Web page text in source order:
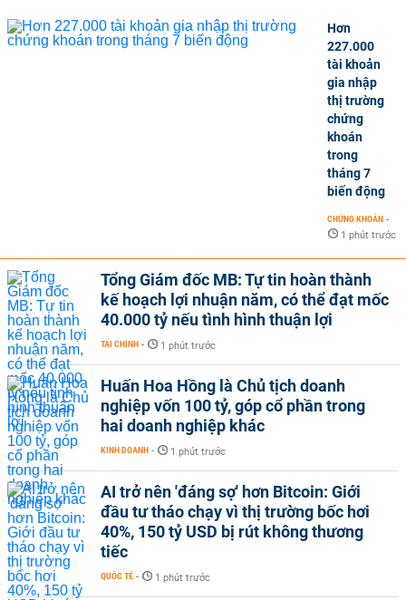
Hơn
227.000
tài khoản
gia nhập
thị trường
chứng
khoán
trong
tháng 7
biến động
CHỨNG KHOÁN -
1 phút trước
Tổng Giám đốc MB: Tự tin hoàn thành
kế hoạch lợi nhuận năm, có thể đạt mốc
40.000 tỷ nếu tình hình thuận lợi
TÀI CHÍNH - 1 phút trước
Huấn Hoa Hồng là Chủ tịch doanh
nghiệp vốn 100 tỷ, góp cổ phần trong
hai doanh nghiệp khác
KINH DOANH - 1 phút trước
AI trở nên 'đáng sợ' hơn Bitcoin: Giới
đầu tư tháo chạy vì thị trường bốc hơi
40%, 150 tỷ USD bị rút không thương
tiếc
QUỐC TẾ - 1 phút trước